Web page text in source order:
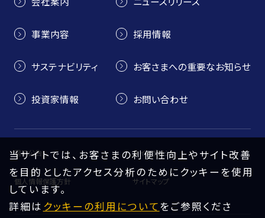
事業内容
サステナビリティ
投資家情報
採用情報
お客さまへの重要なお知らせ
お問い合わせ
電子公告 サイトポリシー
個人情報保護方針 サイトマップ
当サイトでは、お客さまの利便性向上やサイト改善
を目的としたアクセス分析のためにクッキーを使用
しています。
詳細は クッキーの利用についてをご参照くださ